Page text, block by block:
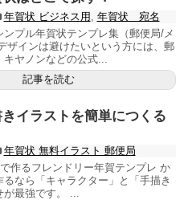
年賀状 ビジネス用
年賀状 宛名
プル年賀状テンプレ集（郵便局/メ
ザインは避けたいという方には、郵
ヤノンなどの公式...
記事を読む
イラストを簡単につくる
年賀状 無料イラスト 郵便局
作るフレンドリー年賀テンプレ か
るなら「キャラクター」と「手描き
最強です。 ...